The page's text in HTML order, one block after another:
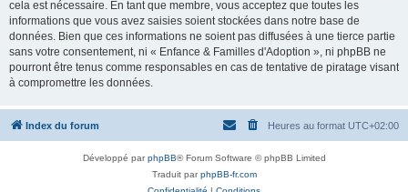
cela est nécessaire. En tant que membre, vous acceptez que toutes les
informations que vous avez saisies soient stockées dans notre base de
données. Bien que ces informations ne soient pas diffusées à une tierce partie
sans votre consentement, ni « Enfance & Familles d'Adoption », ni phpBB ne
pourront être tenus comme responsables en cas de tentative de piratage visant
à compromettre les données.
Index du forum Heures au format UTC+02:00
Développé parphpBB® Forum Software © phpBB Limited
Traduit parphpBB-fr.com